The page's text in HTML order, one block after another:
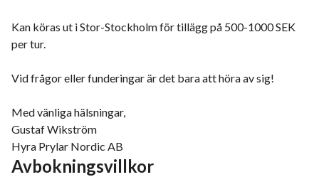
Kan köras ut i Stor-Stockholm för tillägg på 500-1000 SEK
per tur.
Vid frågor eller funderingar är det bara att höra av sig!
Med vänliga hälsningar,
Gustaf Wikström
Hyra Prylar Nordic AB
Avbokningsvillkor